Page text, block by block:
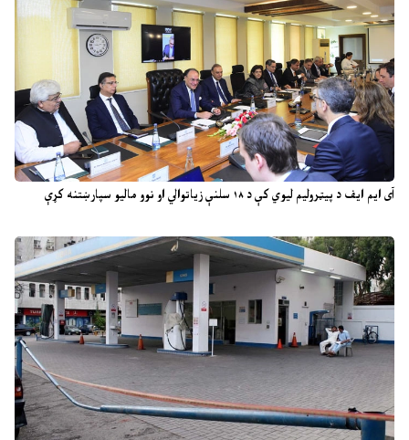
آی ایم ایف د پیټرولیم لیوي کې د ۱۸ سلنې زیاتوالي او نوو مالیو سپارښتنه کړې